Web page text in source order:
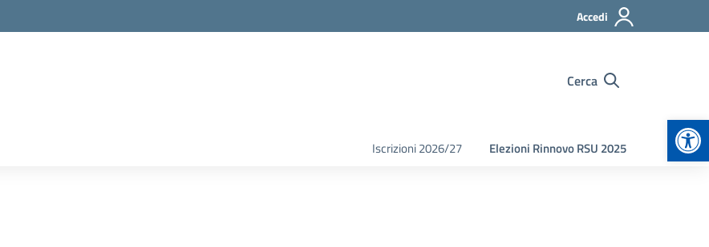
Accedi
Cerca
Iscrizioni 2026/27 Elezioni Rinnovo RSU 2025